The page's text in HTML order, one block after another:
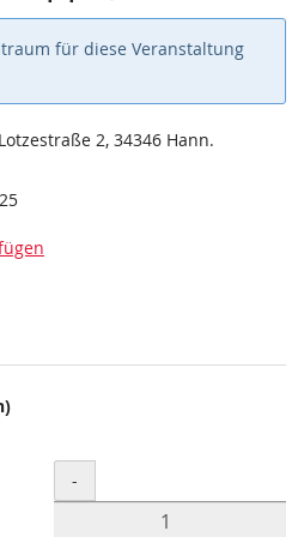
für diese Veranstaltung
2, 34346 Hann.
Menge
-